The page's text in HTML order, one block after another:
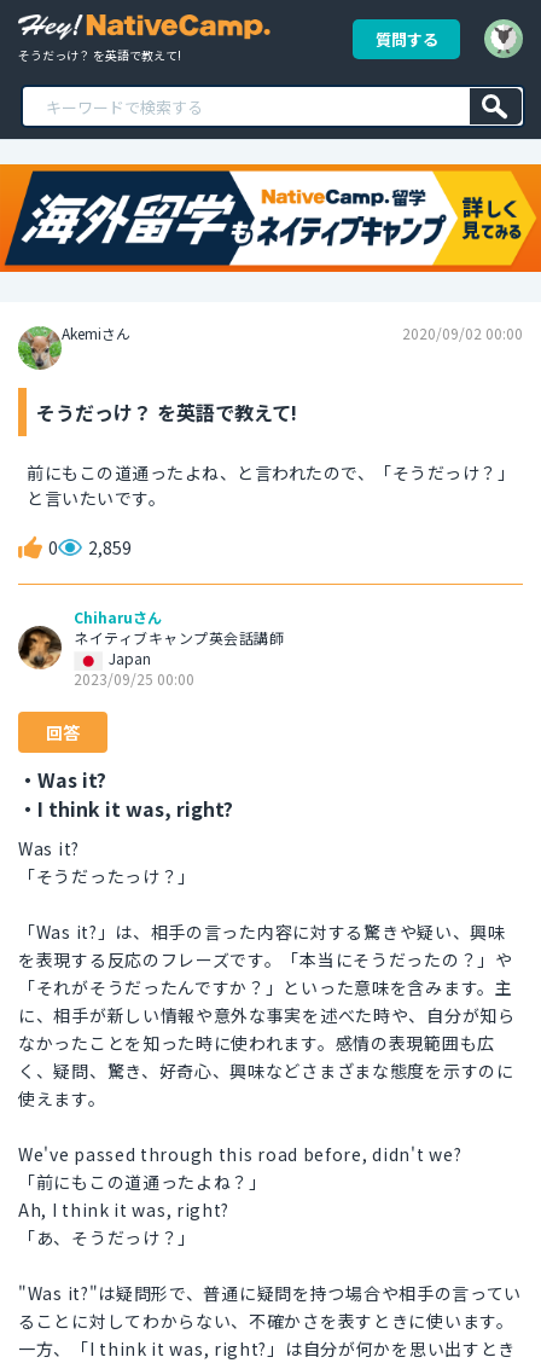
そうだっけ？ を英語で教えて!
質問する
Akemiさん 2020/09/02 00:00
そうだっけ？ を英語で教えて!
前にもこの道通ったよね、と言われたので、「そうだっけ？」
と言いたいです。
0 2,859
Chiharuさん
ネイティブキャンプ英会話講師
Japan
2023/09/25 00:00
回答
・Was it?
・I think it was, right?
Was it?
「そうだったっけ？」
「Was it?」は、相手の言った内容に対する驚きや疑い、興味
を表現する反応のフレーズです。「本当にそうだったの？」や
「それがそうだったんですか？」といった意味を含みます。主
に、相手が新しい情報や意外な事実を述べた時や、自分が知ら
なかったことを知った時に使われます。感情の表現範囲も広
く、疑問、驚き、好奇心、興味などさまざまな態度を示すのに
使えます。
We've passed through this road before, didn't we?
「前にもこの道通ったよね？」
Ah, I think it was, right?
「あ、そうだっけ？」
"Was it?"は疑問形で、普通に疑問を持つ場合や相手の言ってい
ることに対してわからない、不確かさを表すときに使います。
一方、「I think it was, right?」は自分が何かを思い出すとき